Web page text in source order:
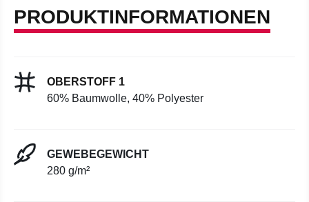
PRODUKTINFORMATIONEN
OBERSTOFF 1
60% Baumwolle, 40% Polyester
GEWEBEGEWICHT
280 g/m²